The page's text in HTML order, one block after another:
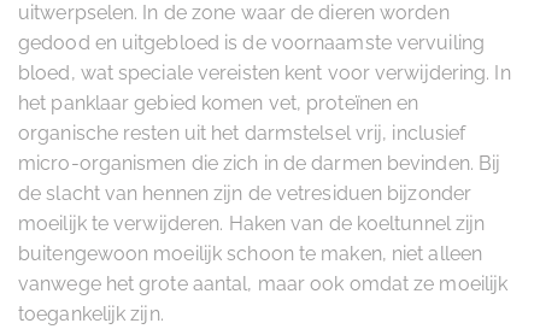
uitwerpselen. In de zone waar de dieren worden
gedood en uitgebloed is de voornaamste vervuiling
bloed, wat speciale vereisten kent voor verwijdering. In
het panklaar gebied komen vet, proteïnen en
organische resten uit het darmstelsel vrij, inclusief
micro-organismen die zich in de darmen bevinden. Bij
de slacht van hennen zijn de vetresiduen bijzonder
moeilijk te verwijderen. Haken van de koeltunnel zijn
buitengewoon moeilijk schoon te maken, niet alleen
vanwege het grote aantal, maar ook omdat ze moeilijk
toegankelijk zijn.